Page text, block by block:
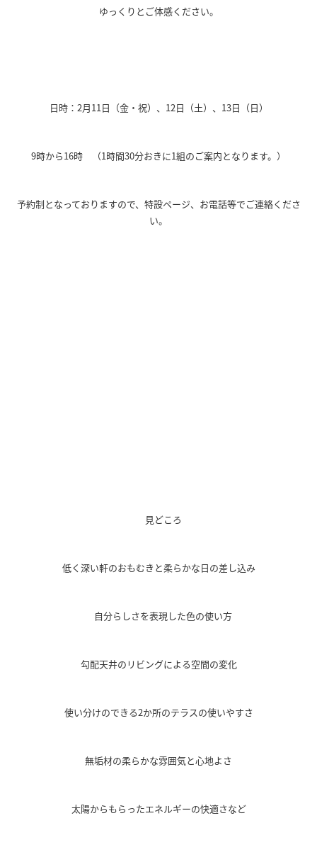
ゆっくりとご体感ください。
日時：2月11日（金・祝）、12日（土）、13日（日）
9時から16時 （1時間30分おきに1組のご案内となります。）
予約制となっておりますので、特設ページ、お電話等でご連絡くださ
い。
見どころ
低く深い軒のおもむきと柔らかな日の差し込み
自分らしさを表現した色の使い方
勾配天井のリビングによる空間の変化
使い分けのできる2か所のテラスの使いやすさ
無垢材の柔らかな雰囲気と心地よさ
太陽からもらったエネルギーの快適さなど